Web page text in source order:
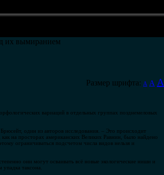
их вымиранием
Размер шрифта: A A A
вариаций в отдельных группах позднемеловых
один из авторов исследования. – Это происходит
на просторах американских Великих Равнин, было найдено
ограничиваться подсчетом числа видов нельзя и
они могут осваивать всё новые экологические ниши и
таксона.